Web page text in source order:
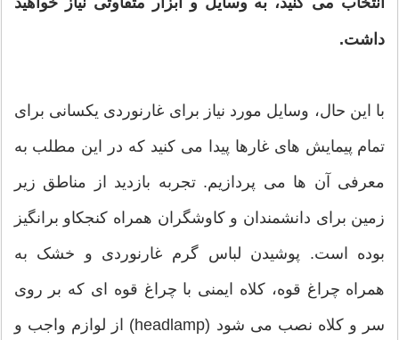
داشت.
با این حال، وسایل مورد نیاز برای غارنوردی یکسانی برای
تمام پیمایش های غارها پیدا می کنید که در این مطلب به
معرفی آن ها می پردازیم. تجربه بازدید از مناطق زیر
زمین برای دانشمندان و کاوشگران همراه کنجکاو برانگیز
بوده است. پوشیدن لباس گرم غارنوردی و خشک به
همراه چراغ قوه، کلاه ایمنی با چراغ قوه ای که بر روی
سر و کلاه نصب می شود (headlamp) از لوازم واجب و